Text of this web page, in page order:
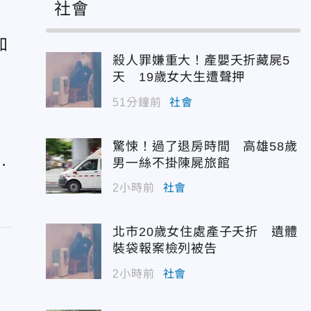
社會
殺人罪嫌重大！產嬰夭折藏屍5
天 19歲女大生遭聲押
51分鐘前 社會
驚悚！過了退房時間 高雄58歲
男一絲不掛陳屍旅館
2小時前 社會
北市20歲女住處產子夭折 遺體
裝袋報案檢列被告
2小時前 社會